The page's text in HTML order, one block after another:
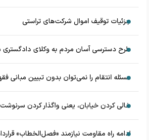
جزئیات توقیف اموال شرکت‌های تراستی
طرح دسترسی آسان مردم به وکلای
مسئله انتقام را نمی‌توان بدون تبیین مبانی
خالی کردن خیابان، یعنی واگذار کردن
ادامه راه مقاومت نیازمند «فصل‌الخطاب»